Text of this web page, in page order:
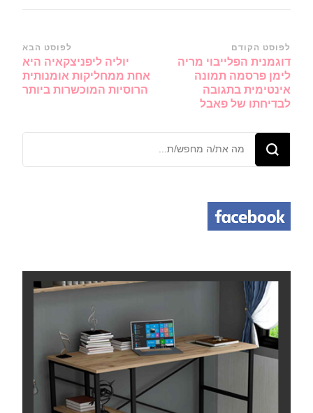
ניווט
ברשומות
לפוסט הקודם
דוגמנית הפלייבוי מריה
לימן פרסמה תמונה
אינטימית בתגובה
לבדיחתו של פאבל
לפוסט הבא
יוליה ליפניצקאיה היא
אחת ממחליקות אומנותית
הרוסיות המוכשרות ביותר
מחפש/ת
משהו?